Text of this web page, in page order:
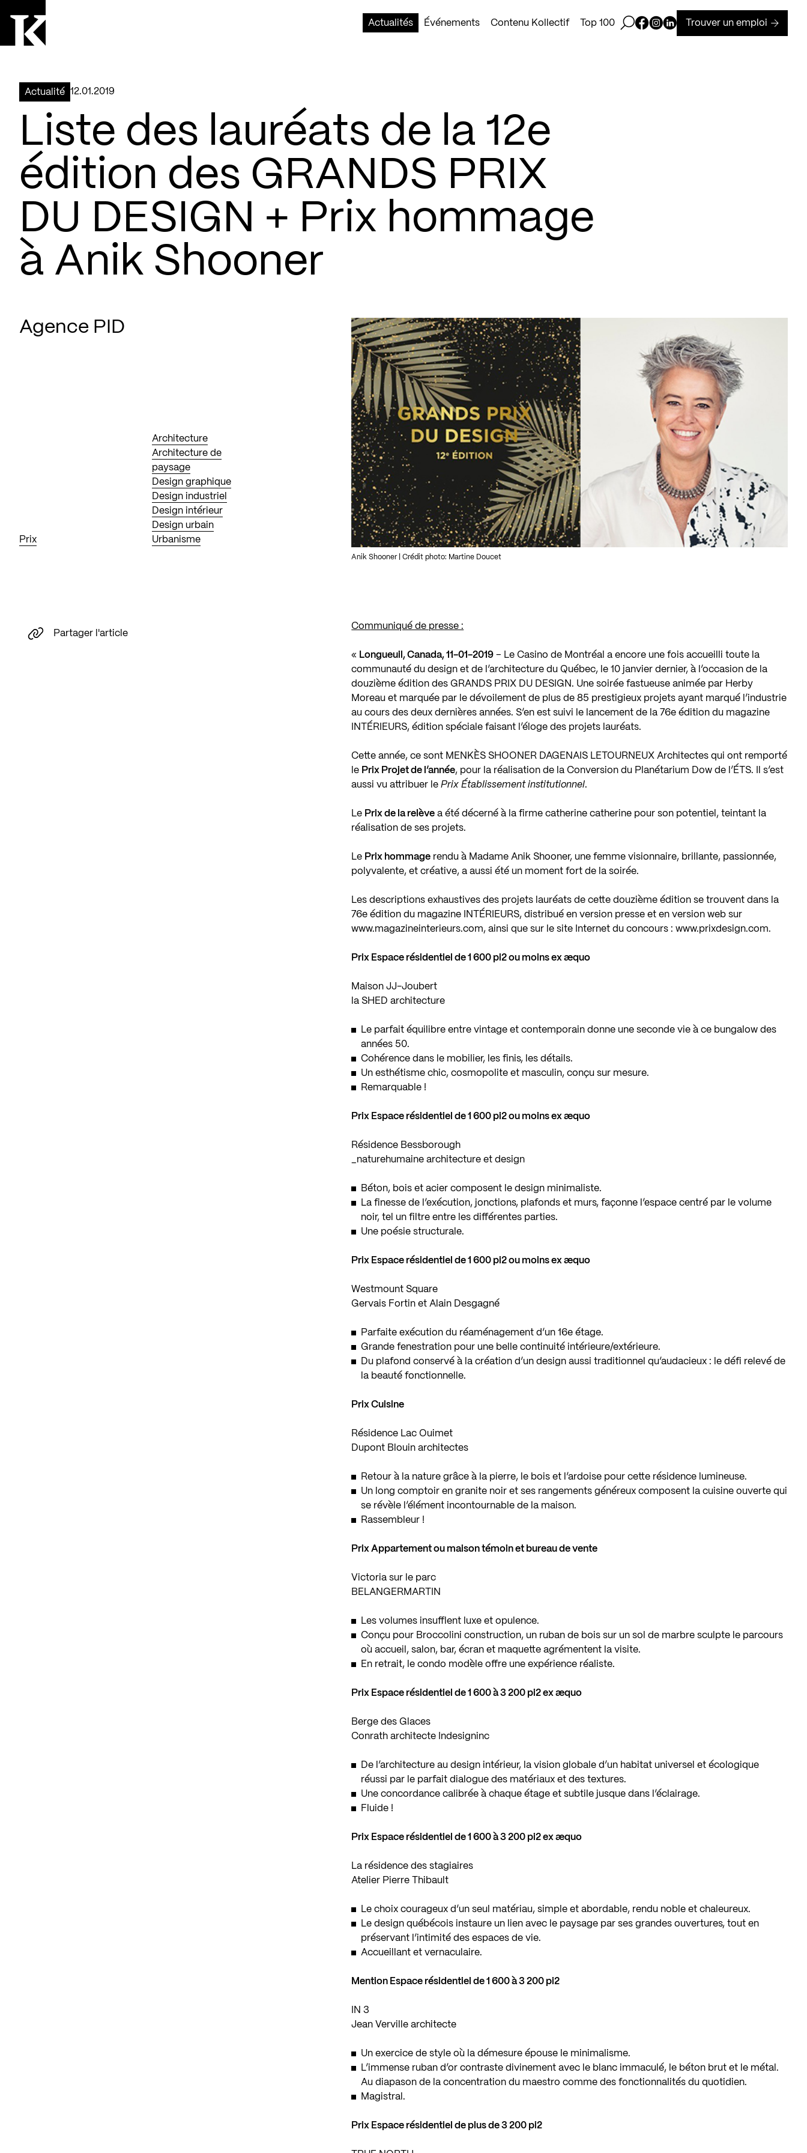
Actualités
Événements Contenu Kollectif Top 100 Ouvrir la barre de recherche
Page Facebook de Kollectif
Page Instagram de Kollectif
Page Linkedin de Kollectif
Trouver un emploi
Actualité 12.01.2019
Liste des lauréats de la 12e
édition des GRANDS PRIX
DU DESIGN + Prix hommage
à Anik Shooner
Agence PID
Prix
Architecture
Architecture de
paysage
Design graphique
Design industriel
Design intérieur
Design urbain
Urbanisme
Anik Shooner | Crédit photo: Martine Doucet
Communiqué de presse :
« Longueuil, Canada, 11-01-2019 – Le Casino de Montréal a encore une fois accueilli toute la
communauté du design et de l’architecture du Québec, le 10 janvier dernier, à l’occasion de la
douzième édition des GRANDS PRIX DU DESIGN. Une soirée fastueuse animée par Herby
Moreau et marquée par le dévoilement de plus de 85 prestigieux projets ayant marqué l’industrie
au cours des deux dernières années. S’en est suivi le lancement de la 76e édition du magazine
INTÉRIEURS, édition spéciale faisant l’éloge des projets lauréats.
Cette année, ce sont MENKÈS SHOONER DAGENAIS LETOURNEUX Architectes qui ont remporté
le Prix Projet de l’année, pour la réalisation de la Conversion du Planétarium Dow de l’ÉTS. Il s’est
aussi vu attribuer lePrix Établissement institutionnel.
Le Prix de la relève a été décerné à la firme catherine catherine pour son potentiel, teintant la
réalisation de ses projets.
Le Prix hommage rendu à Madame Anik Shooner, une femme visionnaire, brillante, passionnée,
polyvalente, et créative, a aussi été un moment fort de la soirée.
Les descriptions exhaustives des projets lauréats de cette douzième édition se trouvent dans la
76e édition du magazine INTÉRIEURS, distribué en version presse et en version web sur
www.magazineinterieurs.com, ainsi que sur le site Internet du concours :www.prixdesign.com.
Prix Espace résidentiel de 1 600 pi2 ou moins ex æquo
Maison JJ-Joubert
la SHED architecture
Le parfait équilibre entre vintage et contemporain donne une seconde vie à ce bungalow des
années 50.
Cohérence dans le mobilier, les finis, les détails.
Un esthétisme chic, cosmopolite et masculin, conçu sur mesure.
Remarquable !
Prix Espace résidentiel de 1 600 pi2 ou moins ex æquo
Résidence Bessborough
_naturehumaine architecture et design
Béton, bois et acier composent le design minimaliste.
La finesse de l’exécution, jonctions, plafonds et murs, façonne l’espace centré par le volume
noir, tel un filtre entre les différentes parties.
Une poésie structurale.
Prix Espace résidentiel de 1 600 pi2 ou moins ex æquo
Westmount Square
Gervais Fortin et Alain Desgagné
Parfaite exécution du réaménagement d’un 16e étage.
Grande fenestration pour une belle continuité intérieure/extérieure.
Du plafond conservé à la création d’un design aussi traditionnel qu’audacieux : le défi relevé de
la beauté fonctionnelle.
Prix Cuisine
Résidence Lac Ouimet
Dupont Blouin architectes
Retour à la nature grâce à la pierre, le bois et l’ardoise pour cette résidence lumineuse.
Un long comptoir en granite noir et ses rangements généreux composent la cuisine ouverte qui
se révèle l’élément incontournable de la maison.
Rassembleur !
Prix Appartement ou maison témoin et bureau de vente
Victoria sur le parc
BELANGERMARTIN
Les volumes insufflent luxe et opulence.
Conçu pour Broccolini construction, un ruban de bois sur un sol de marbre sculpte le parcours
où accueil, salon, bar, écran et maquette agrémentent la visite.
En retrait, le condo modèle offre une expérience réaliste.
Prix Espace résidentiel de 1 600 à 3 200 pi2 ex æquo
Berge des Glaces
Conrath architecte Indesigninc
De l’architecture au design intérieur, la vision globale d’un habitat universel et écologique
réussi par le parfait dialogue des matériaux et des textures.
Une concordance calibrée à chaque étage et subtile jusque dans l’éclairage.
Fluide !
Prix Espace résidentiel de 1 600 à 3 200 pi2 ex æquo
La résidence des stagiaires
Atelier Pierre Thibault
Le choix courageux d’un seul matériau, simple et abordable, rendu noble et chaleureux.
Le design québécois instaure un lien avec le paysage par ses grandes ouvertures, tout en
préservant l’intimité des espaces de vie.
Accueillant et vernaculaire.
Mention Espace résidentiel de 1 600 à 3 200 pi2
IN 3
Jean Verville architecte
Un exercice de style où la démesure épouse le minimalisme.
L’immense ruban d’or contraste divinement avec le blanc immaculé, le béton brut et le métal.
Au diapason de la concentration du maestro comme des fonctionnalités du quotidien.
Magistral.
Prix Espace résidentiel de plus de 3 200 pi2
Partager l'article